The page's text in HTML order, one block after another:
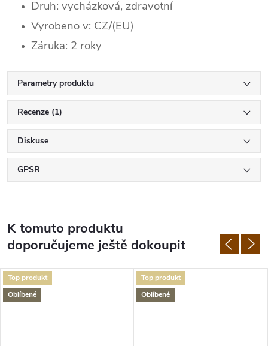
Druh: vycházková, zdravotní
Vyrobeno v: CZ/(EU)
Záruka: 2 roky
Parametry produktu
Recenze (1)
Diskuse
GPSR
K tomuto produktu
doporučujeme ještě dokoupit
Top produkt
Oblíbené
Top produkt
Oblíbené